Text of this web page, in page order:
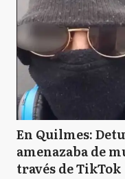
En Quilmes:
amenazaba de
través de TikTok